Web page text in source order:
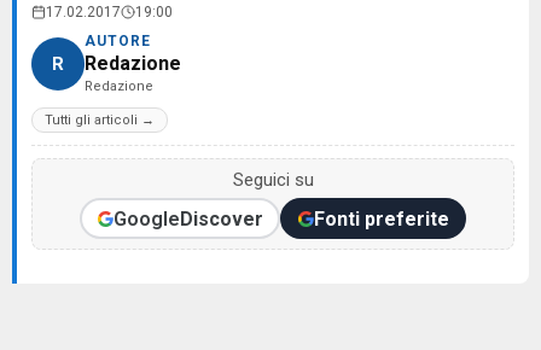
17.02.2017 19:00
R
AUTORE
Redazione
Redazione
Tutti gli articoli →
Seguici su
GoogleDiscover Fonti preferite